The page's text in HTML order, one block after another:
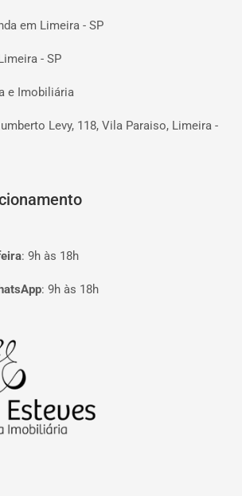
em Limeira - SP
- SP
e Imobiliária
Levy, 118, Vila Paraiso, Limeira -
: 9h às 18h
: 9h às 18h